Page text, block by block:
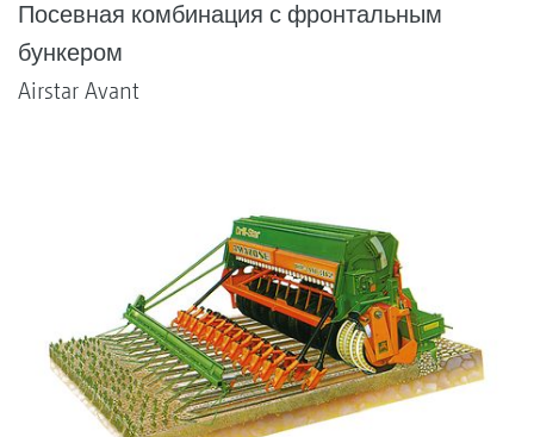
Посевная комбинация с фронтальным
бункером
Airstar Avant